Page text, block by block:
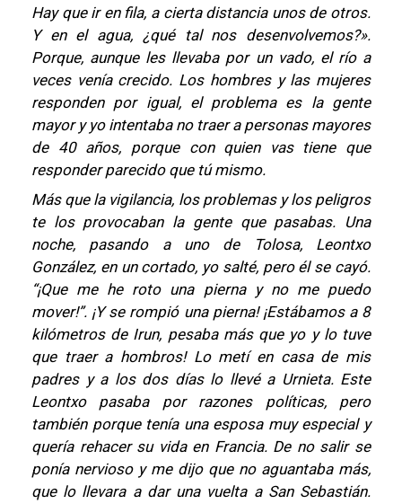
Hay que ir en fila, a cierta distancia unos de otros.
Y en el agua, ¿qué tal nos desenvolvemos?».
Porque, aunque les llevaba por un vado, el río a
veces venía crecido. Los hombres y las mujeres
responden por igual, el problema es la gente
mayor y yo intentaba no traer a personas mayores
de 40 años, porque con quien vas tiene que
responder parecido que tú mismo.
Más que la vigilancia, los problemas y los peligros
te los provocaban la gente que pasabas. Una
noche, pasando a uno de Tolosa, Leontxo
González, en un cortado, yo salté, pero él se cayó.
“¡Que me he roto una pierna y no me puedo
mover!”. ¡Y se rompió una pierna! ¡Estábamos a 8
kilómetros de Irun, pesaba más que yo y lo tuve
que traer a hombros! Lo metí en casa de mis
padres y a los dos días lo llevé a Urnieta. Este
Leontxo pasaba por razones políticas, pero
también porque tenía una esposa muy especial y
quería rehacer su vida en Francia. De no salir se
ponía nervioso y me dijo que no aguantaba más,
que lo llevara a dar una vuelta a San Sebastián.